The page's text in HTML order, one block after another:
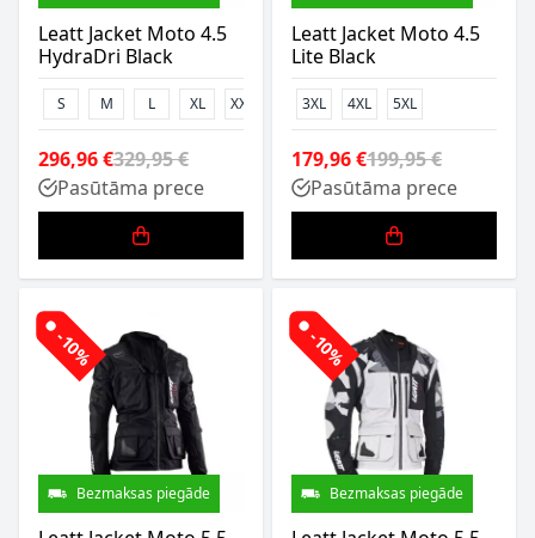
Leatt Jacket Moto 4.5
HydraDri Black
S M L XL XXL
296,96 €329,95 €
Pasūtāma prece
Leatt Jacket Moto 4.5
Lite Black
3XL 4XL 5XL
179,96 €199,95 €
Pasūtāma prece
-10%
Bezmaksas piegāde
-10%
Bezmaksas piegāde